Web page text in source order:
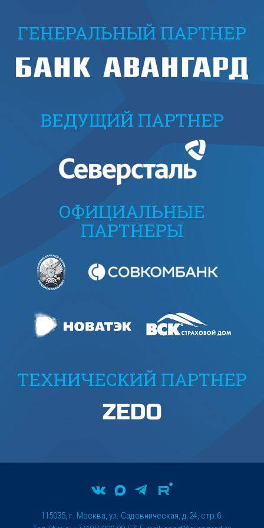
ГЕНЕРАЛЬНЫЙ ПАРТНЕР
ВЕДУЩИЙ ПАРТНЕР
ОФИЦИАЛЬНЫЕ
ПАРТНЕРЫ
ТЕХНИЧЕСКИЙ ПАРТНЕР
115035, г. Москва, ул. Садовническая, д.24, стр.6.